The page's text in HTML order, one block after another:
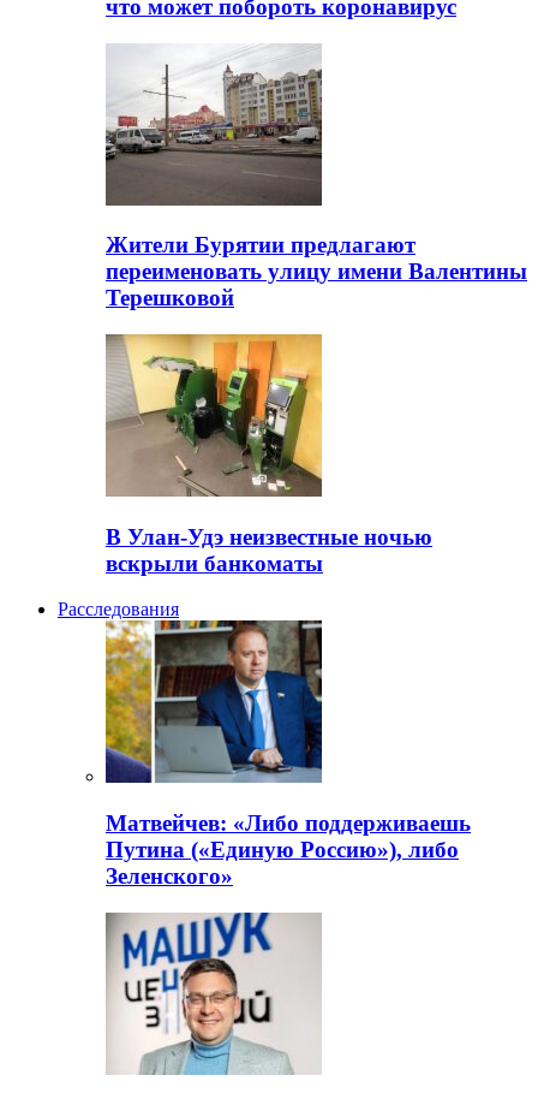
что может побороть коронавирус
Жители Бурятии предлагают
переименовать улицу имени Валентины
Терешковой
В Улан-Удэ неизвестные ночью
вскрыли банкоматы
Расследования
Матвейчев: «Либо поддерживаешь
Путина («Единую Россию»), либо
Зеленского»